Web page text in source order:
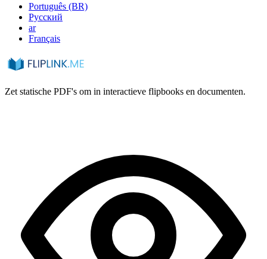
Português (BR)
Русский
ar
Français
Zet statische PDF's om in interactieve flipbooks en documenten.